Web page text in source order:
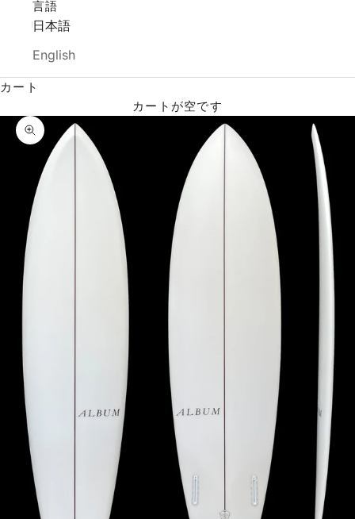
言語
日本語
English
カート
カートが空です
ズームイン